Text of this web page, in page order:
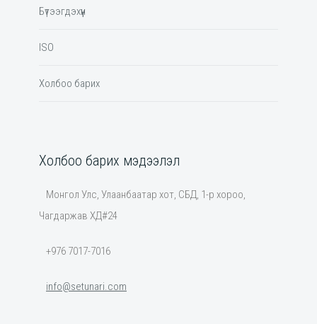
Бүтээгдэхүүн
ISO
Холбоо барих
Холбоо барих мэдээлэл
Монгол Улс, Улаанбаатар хот, СБД, 1-р хороо,
Чагдаржав ХД#24
+976 7017-7016
info@setunari.com